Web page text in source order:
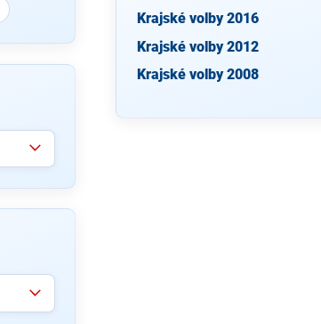
Krajské volby 2016
Krajské volby 2012
Krajské volby 2008